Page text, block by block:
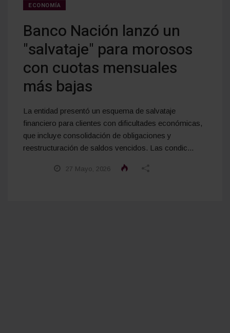
ECONOMÍA
Banco Nación lanzó un
"salvataje" para morosos
con cuotas mensuales
más bajas
La entidad presentó un esquema de salvataje
financiero para clientes con dificultades económicas,
que incluye consolidación de obligaciones y
reestructuración de saldos vencidos. Las condic...
27 Mayo, 2026